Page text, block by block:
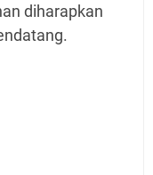
diharapkan